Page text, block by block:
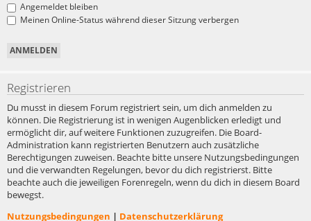
Angemeldet bleiben
Meinen Online-Status während dieser Sitzung verbergen
Registrieren
Du musst in diesem Forum registriert sein, um dich anmelden zu
können. Die Registrierung ist in wenigen Augenblicken erledigt und
ermöglicht dir, auf weitere Funktionen zuzugreifen. Die Board-
Administration kann registrierten Benutzern auch zusätzliche
Berechtigungen zuweisen. Beachte bitte unsere Nutzungsbedingungen
und die verwandten Regelungen, bevor du dich registrierst. Bitte
beachte auch die jeweiligen Forenregeln, wenn du dich in diesem Board
bewegst.
Nutzungsbedingungen | Datenschutzerklärung